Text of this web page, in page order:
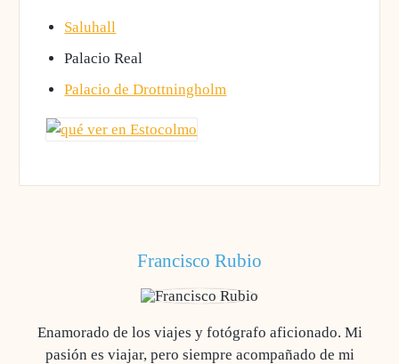
Saluhall
Palacio Real
Palacio de Drottningholm
Francisco Rubio
Enamorado de los viajes y fotógrafo aficionado. Mi
pasión es viajar, pero siempre acompañado de mi